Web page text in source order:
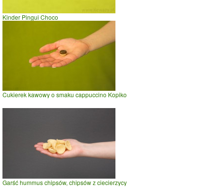
Kinder Pingui Choco
Cukierek kawowy o smaku cappuccino Kopiko
Garść hummus chipsów, chipsów z ciecierzycy